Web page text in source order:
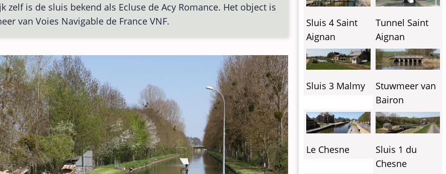
zelf is de sluis bekend als Ecluse de Acy Romance. Het object is
van Voies Navigable de France VNF.
Sluis 4 Saint
Aignan
Tunnel Saint
Aignan
Sluis 3 Malmy
Stuwmeer van
Bairon
Le Chesne
Sluis 1 du
Chesne